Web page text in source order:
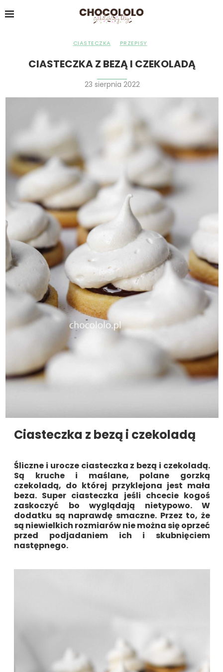
CIASTECZKA PRZEPISY
CIASTECZKA Z BEZĄ I CZEKOLADĄ
23 sierpnia 2022
Ciasteczka z bezą i czekoladą
Śliczne i urocze ciasteczka z bezą i czekoladą.
Są kruche i maślane, polane gorzką
czekoladą, do której przyklejona jest mała
beza. Super ciasteczka jeśli chcecie kogoś
zaskoczyć bo wyglądają nietypowo. W
dodatku są naprawdę smaczne. Przez to, że
są niewielkich rozmiarów nie można się oprzeć
przed podjadaniem ich i skubnięciem
następnego.